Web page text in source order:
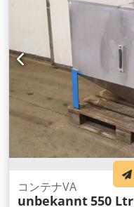
コンテナVA
unbekannt550 Ltr